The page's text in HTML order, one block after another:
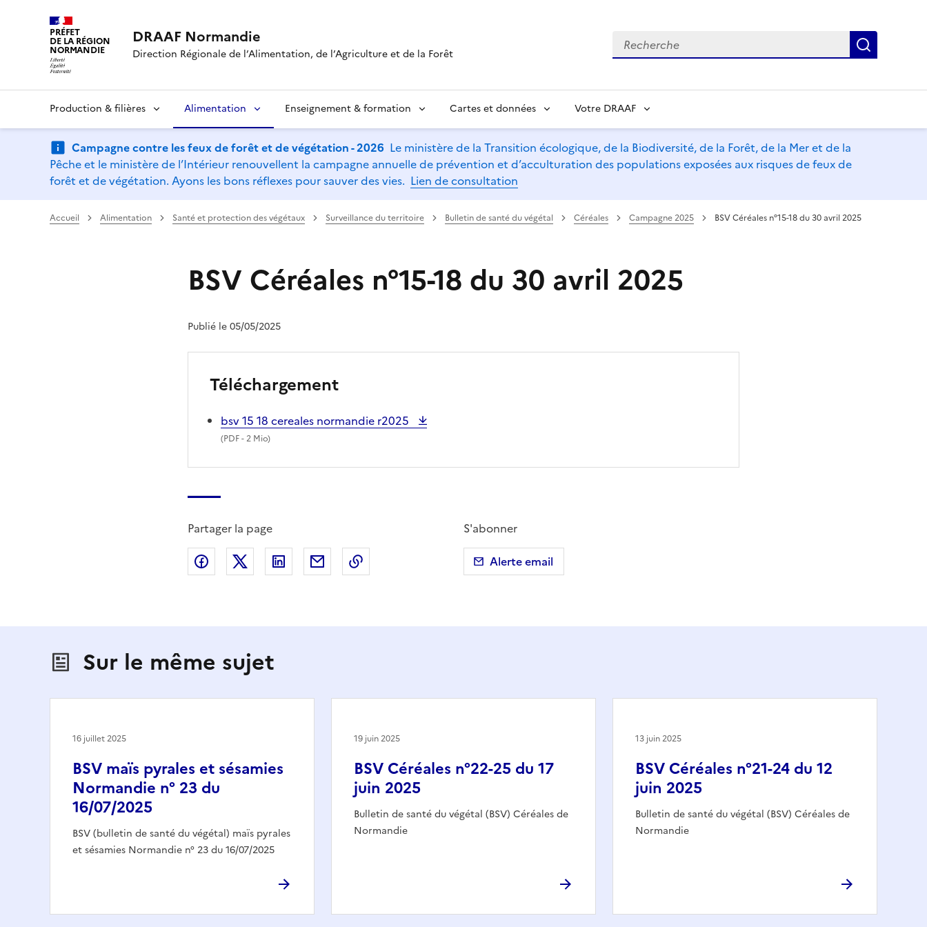
PRÉFET
DE LA RÉGION
NORMANDIE
DRAAF Normandie
Direction Régionale de l’Alimentation, de l’Agriculture et de la Forêt
Recherche
Production & filières Alimentation Enseignement & formation Cartes et données Votre DRAAF
Campagne contre les feux de forêt et de végétation - 2026 Le ministère de la Transition écologique, de la Biodiversité, de la Forêt, de la Mer et de la
Pêche et le ministère de l’Intérieur renouvellent la campagne annuelle de prévention et d’acculturation des populations exposées aux risques de feux de
forêt et de végétation. Ayons les bons réflexes pour sauver des vies. Lien de consultation
Accueil Alimentation Santé et protection des végétaux Surveillance du territoire Bulletin de santé du végétal Céréales Campagne 2025 BSV Céréales n°15-18 du 30 avril 2025
BSV Céréales n°15-18 du 30 avril 2025
Publié le 05/05/2025
Téléchargement
bsv 15 18 cereales normandie r2025
(PDF- 2 Mio)
Partager la page
Partager sur Facebook
Partager sur X (anciennement Twitter)
Partager sur LinkedIn
Partager par emailCopier dans le presse-papier
S'abonner
Alerte email
Sur le même sujet
BSV maïs pyrales et sésamies
Normandie n° 23 du
16/07/2025
BSV (bulletin de santé du végétal) maïs pyrales
et sésamies Normandie n° 23 du 16/07/2025
16 juillet 2025
BSV Céréales n°22-25 du 17
juin 2025
Bulletin de santé du végétal (BSV) Céréales de
Normandie
19 juin 2025
BSV Céréales n°21-24 du 12
juin 2025
Bulletin de santé du végétal (BSV) Céréales de
Normandie
13 juin 2025